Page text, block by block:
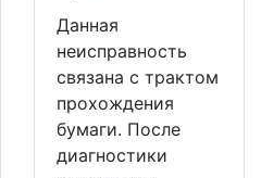
Данная
неисправность
связана с трактом
прохождения
бумаги. После
диагностики